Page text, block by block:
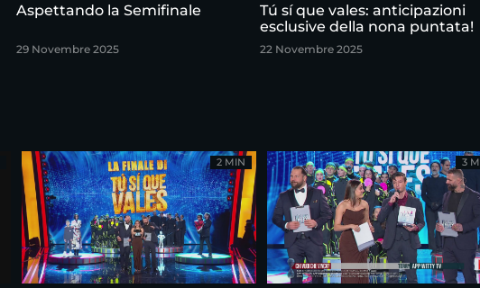
Aspettando la Semifinale
29 Novembre 2025
Tú sí que vales: anticipazioni
esclusive della nona puntata!
22 Novembre 2025
2 MIN 3